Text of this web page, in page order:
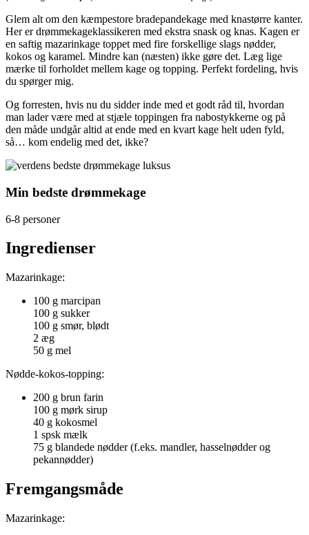
Glem alt om den kæmpestore bradepandekage med knastørre kanter.
Her er drømmekageklassikeren med ekstra snask og knas. Kagen er
en saftig mazarinkage toppet med fire forskellige slags nødder,
kokos og karamel. Mindre kan (næsten) ikke gøre det. Læg lige
mærke til forholdet mellem kage og topping. Perfekt fordeling, hvis
du spørger mig.
Og forresten, hvis nu du sidder inde med et godt råd til, hvordan
man lader være med at stjæle toppingen fra nabostykkerne og på
den måde undgår altid at ende med en kvart kage helt uden fyld,
så… kom endelig med det, ikke?
Min bedste drømmekage
6-8 personer
Ingredienser
Mazarinkage:
100 g marcipan
100 g sukker
100 g smør, blødt
2 æg
50 g mel
Nødde-kokos-topping:
200 g brun farin
100 g mørk sirup
40 g kokosmel
1 spsk mælk
75 g blandede nødder (f.eks. mandler, hasselnødder og
pekannødder)
Fremgangsmåde
Mazarinkage: